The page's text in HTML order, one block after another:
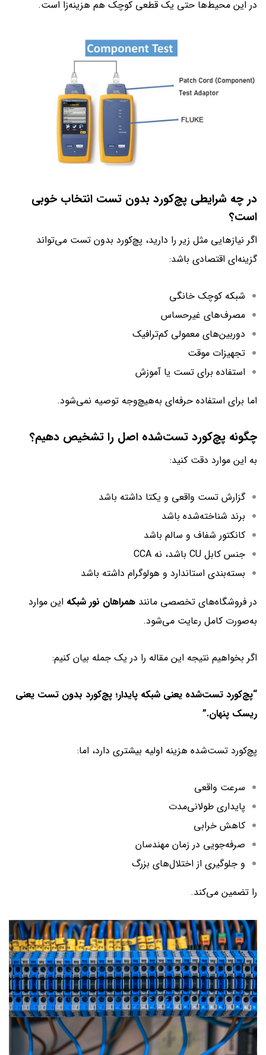
در این محیط‌ها حتی یک قطعی کوچک هم هزینه‌زا است.
در چه شرایطی پچ‌کورد بدون تست انتخاب خوبی
است؟
اگر نیازهایی مثل زیر را دارید، پچ‌کورد بدون تست می‌تواند
گزینه‌ای اقتصادی باشد:
شبکه کوچک خانگی
مصرف‌های غیرحساس
دوربین‌های معمولی کم‌ترافیک
تجهیزات موقت
استفاده برای تست یا آموزش
اما برای استفاده حرفه‌ای به‌هیچ‌وجه توصیه نمی‌شود.
چگونه پچ‌کورد تست‌شده اصل را تشخیص دهیم؟
به این موارد دقت کنید:
گزارش تست واقعی و یکتا داشته باشد
برند شناخته‌شده باشد
کانکتور شفاف و سالم باشد
جنس کابل CU باشد، نه CCA
بسته‌بندی استاندارد و هولوگرام داشته باشد
در فروشگاه‌های تخصصی مانند همراهان نور شبکه این موارد
به‌صورت کامل رعایت می‌شود.
اگر بخواهیم نتیجه این مقاله را در یک جمله بیان کنیم:
“پچ‌کورد تست‌شده یعنی شبکه پایدار؛ پچ‌کورد بدون تست یعنی
ریسک پنهان.”
پچ‌کورد تست‌شده هزینه اولیه بیشتری دارد، اما:
سرعت واقعی
پایداری طولانی‌مدت
کاهش خرابی
صرفه‌جویی در زمان مهندسان
و جلوگیری از اختلال‌های بزرگ
را تضمین می‌کند.